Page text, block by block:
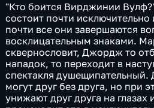
"Кто боится Вирджинии
состоит почти
почти все они завершаются
восклицательным знаками.
сквернословит, Джордж то
нападок, то переходит в
спектакля
могут друг без друга, но при
унижают друг друга на глазах